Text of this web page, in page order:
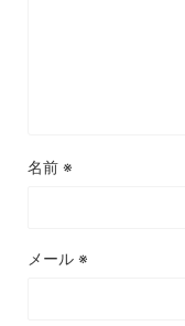
名前 ※
メール ※